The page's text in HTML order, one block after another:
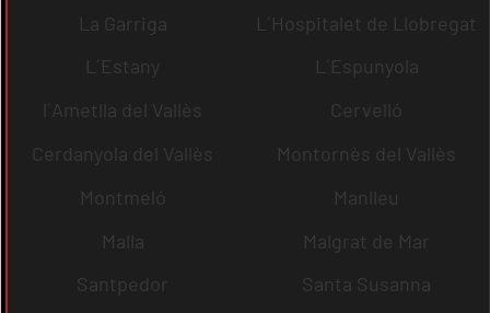
La Garriga
L´Hospitalet de Llobregat
L´Estany
L´Espunyola
l´Ametlla del Vallès
Cervelló
Cerdanyola del Vallès
Montornès del Vallès
Montmeló
Manlleu
Malla
Malgrat de Mar
Santpedor
Santa Susanna